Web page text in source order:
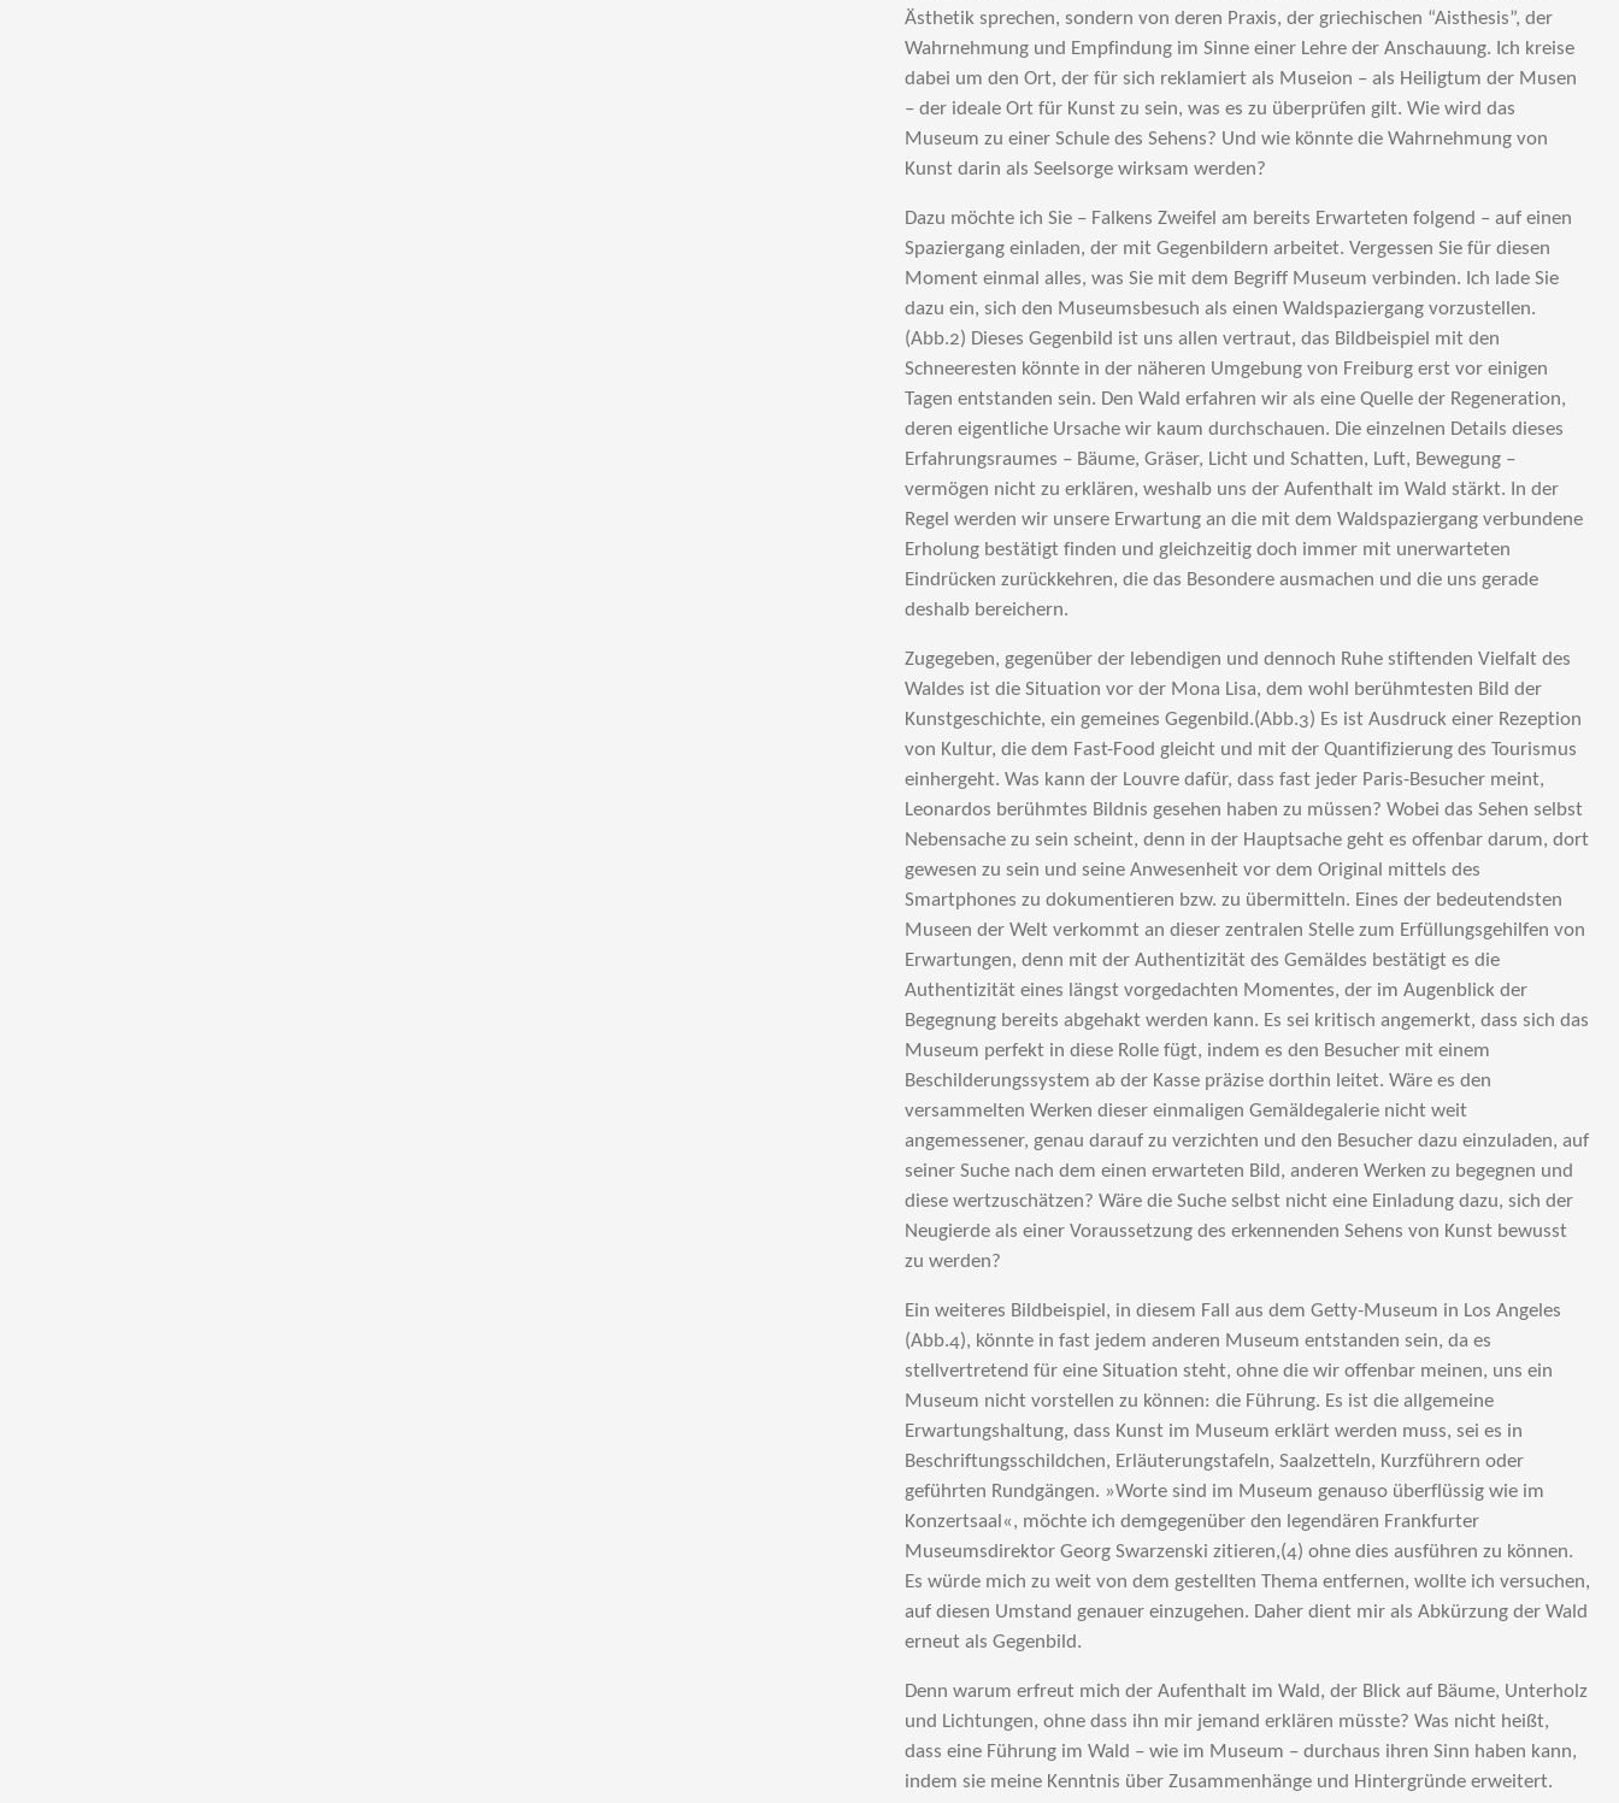
Ästhetik sprechen, sondern von deren Praxis, der griechischen “Aisthesis”, der
Wahrnehmung und Empfindung im Sinne einer Lehre der Anschauung. Ich kreise
dabei um den Ort, der für sich reklamiert als Museion – als Heiligtum der Musen
– der ideale Ort für Kunst zu sein, was es zu überprüfen gilt. Wie wird das
Museum zu einer Schule des Sehens? Und wie könnte die Wahrnehmung von
Kunst darin als Seelsorge wirksam werden?
Dazu möchte ich Sie – Falkens Zweifel am bereits Erwarteten folgend – auf einen
Spaziergang einladen, der mit Gegenbildern arbeitet. Vergessen Sie für diesen
Moment einmal alles, was Sie mit dem Begriff Museum verbinden. Ich lade Sie
dazu ein, sich den Museumsbesuch als einen Waldspaziergang vorzustellen.
(Abb.2) Dieses Gegenbild ist uns allen vertraut, das Bildbeispiel mit den
Schneeresten könnte in der näheren Umgebung von Freiburg erst vor einigen
Tagen entstanden sein. Den Wald erfahren wir als eine Quelle der Regeneration,
deren eigentliche Ursache wir kaum durchschauen. Die einzelnen Details dieses
Erfahrungsraumes – Bäume, Gräser, Licht und Schatten, Luft, Bewegung –
vermögen nicht zu erklären, weshalb uns der Aufenthalt im Wald stärkt. In der
Regel werden wir unsere Erwartung an die mit dem Waldspaziergang verbundene
Erholung bestätigt finden und gleichzeitig doch immer mit unerwarteten
Eindrücken zurückkehren, die das Besondere ausmachen und die uns gerade
deshalb bereichern.
Zugegeben, gegenüber der lebendigen und dennoch Ruhe stiftenden Vielfalt des
Waldes ist die Situation vor der Mona Lisa, dem wohl berühmtesten Bild der
Kunstgeschichte, ein gemeines Gegenbild.(Abb.3) Es ist Ausdruck einer Rezeption
von Kultur, die dem Fast-Food gleicht und mit der Quantifizierung des Tourismus
einhergeht. Was kann der Louvre dafür, dass fast jeder Paris-Besucher meint,
Leonardos berühmtes Bildnis gesehen haben zu müssen? Wobei das Sehen selbst
Nebensache zu sein scheint, denn in der Hauptsache geht es offenbar darum, dort
gewesen zu sein und seine Anwesenheit vor dem Original mittels des
Smartphones zu dokumentieren bzw. zu übermitteln. Eines der bedeutendsten
Museen der Welt verkommt an dieser zentralen Stelle zum Erfüllungsgehilfen von
Erwartungen, denn mit der Authentizität des Gemäldes bestätigt es die
Authentizität eines längst vorgedachten Momentes, der im Augenblick der
Begegnung bereits abgehakt werden kann. Es sei kritisch angemerkt, dass sich das
Museum perfekt in diese Rolle fügt, indem es den Besucher mit einem
Beschilderungssystem ab der Kasse präzise dorthin leitet. Wäre es den
versammelten Werken dieser einmaligen Gemäldegalerie nicht weit
angemessener, genau darauf zu verzichten und den Besucher dazu einzuladen, auf
seiner Suche nach dem einen erwarteten Bild, anderen Werken zu begegnen und
diese wertzuschätzen? Wäre die Suche selbst nicht eine Einladung dazu, sich der
Neugierde als einer Voraussetzung des erkennenden Sehens von Kunst bewusst
zu werden?
Ein weiteres Bildbeispiel, in diesem Fall aus dem Getty-Museum in Los Angeles
(Abb.4), könnte in fast jedem anderen Museum entstanden sein, da es
stellvertretend für eine Situation steht, ohne die wir offenbar meinen, uns ein
Museum nicht vorstellen zu können: die Führung. Es ist die allgemeine
Erwartungshaltung, dass Kunst im Museum erklärt werden muss, sei es in
Beschriftungsschildchen, Erläuterungstafeln, Saalzetteln, Kurzführern oder
geführten Rundgängen. »Worte sind im Museum genauso überflüssig wie im
Konzertsaal«, möchte ich demgegenüber den legendären Frankfurter
Museumsdirektor Georg Swarzenski zitieren,(4) ohne dies ausführen zu können.
Es würde mich zu weit von dem gestellten Thema entfernen, wollte ich versuchen,
auf diesen Umstand genauer einzugehen. Daher dient mir als Abkürzung der Wald
erneut als Gegenbild.
Denn warum erfreut mich der Aufenthalt im Wald, der Blick auf Bäume, Unterholz
und Lichtungen, ohne dass ihn mir jemand erklären müsste? Was nicht heißt,
dass eine Führung im Wald – wie im Museum – durchaus ihren Sinn haben kann,
indem sie meine Kenntnis über Zusammenhänge und Hintergründe erweitert.